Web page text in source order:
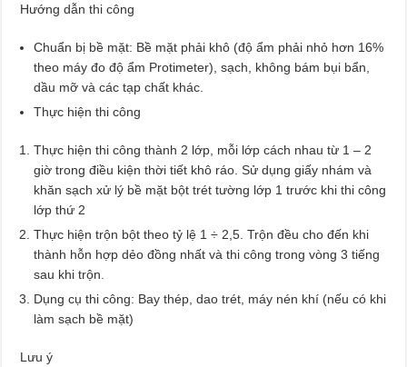
Hướng dẫn thi công
Chuẩn bị bề mặt: Bề mặt phải khô (độ ẩm phải nhỏ hơn 16%
theo máy đo độ ẩm Protimeter), sạch, không bám bụi bẩn,
dầu mỡ và các tạp chất khác.
Thực hiện thi công
Thực hiện thi công thành 2 lớp, mỗi lớp cách nhau từ 1 – 2
giờ trong điều kiện thời tiết khô ráo. Sử dụng giấy nhám và
khăn sạch xử lý bề mặt bột trét tường lớp 1 trước khi thi công
lớp thứ 2
Thực hiện trộn bột theo tỷ lệ 1 ÷ 2,5. Trộn đều cho đến khi
thành hỗn hợp dẻo đồng nhất và thi công trong vòng 3 tiếng
sau khi trộn.
Dụng cụ thi công: Bay thép, dao trét, máy nén khí (nếu có khi
làm sạch bề mặt)
Lưu ý